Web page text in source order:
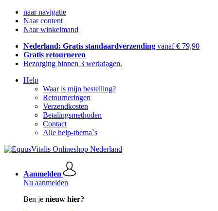
naar navigatie
Naar content
Naar winkelmand
Nederland: Gratis standaardverzending vanaf € 79,90
Gratis retourneren
Bezorging binnen 3 werkdagen.
Help
Waar is mijn bestelling?
Retourneringen
Verzendkosten
Betalingsmethoden
Contact
Alle help-thema`s
Aanmelden
Nu aanmelden
Ben je nieuw hier?